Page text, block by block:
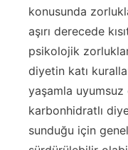
konusunda
aşırı derecede
psikolojik
diyetin katı
yaşamla
karbonhidratlı
sunduğu için